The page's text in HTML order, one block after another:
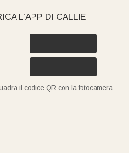
L’APP DI CALLIE
il codice QR con la fotocamera